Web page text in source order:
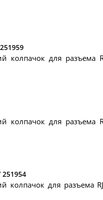
колпачок для разъема
колпачок для разъема
251954
колпачок для разъема